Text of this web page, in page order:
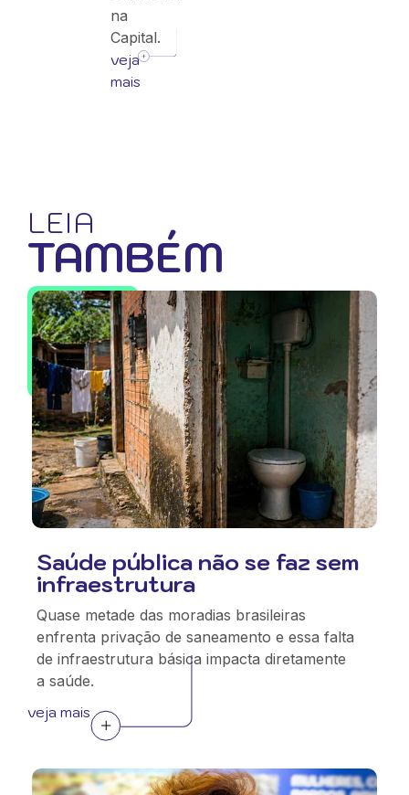
na
Capital.
veja
mais
LEIA
TAMBÉM
Saúde pública não se faz sem
infraestrutura
Quase metade das moradias brasileiras
enfrenta privação de saneamento e essa falta
de infraestrutura básica impacta diretamente
a saúde.
veja mais